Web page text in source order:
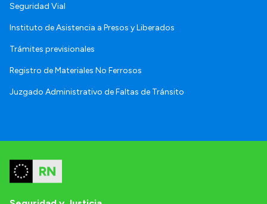
Seguridad Vial
Instituto de Asistencia a Presos y Liberados
Trámites previsionales
Registro de Materiales No Ferrosos
Juzgado Administrativo de Faltas de Tránsito